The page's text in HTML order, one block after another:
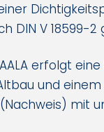
DIN V 18599-2
erfolgt
und
mit